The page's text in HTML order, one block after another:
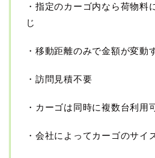
・指定のカーゴ内なら荷物料
じ
・移動距離のみで金額が変動
・訪問見積不要
・カーゴは同時に複数台利用
・会社によってカーゴのサイ